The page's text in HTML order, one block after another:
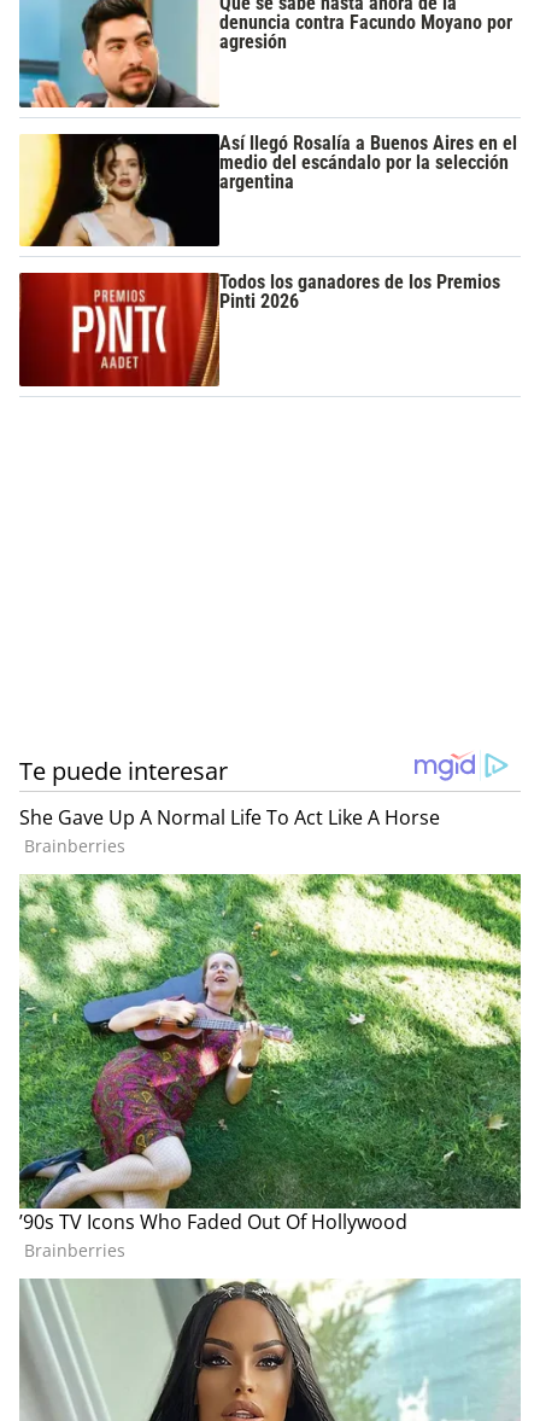
denuncia contra Facundo Moyano por
agresión
Así llegó Rosalía a Buenos Aires en el
medio del escándalo por la selección
argentina
Todos los ganadores de los Premios
Pinti 2026